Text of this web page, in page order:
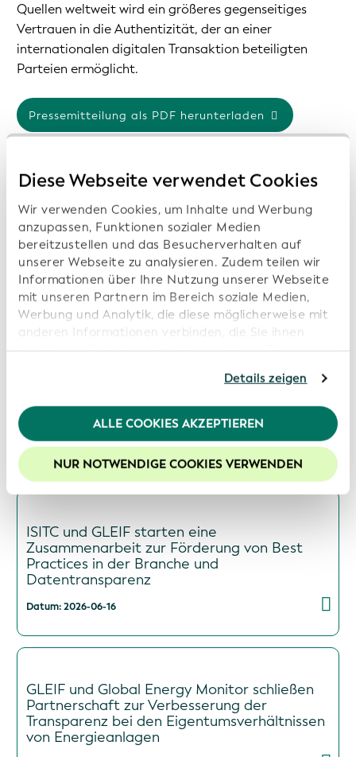
Diese Webseite verwendet Cookies
Wir verwenden Cookies, um Inhalte und Werbung
anzupassen, Funktionen sozialer Medien
bereitzustellen und das Besucherverhalten auf
unserer Webseite zu analysieren. Zudem teilen wir
Informationen über Ihre Nutzung unserer Webseite
mit unseren Partnern im Bereich soziale Medien,
Werbung und Analytik, die diese möglicherweise mit
anderen Informationen verbinden, die Sie ihnen
bereitgestellt haben oder die von diesen Partner
wurden. Sollten Sie mit der Nutzung unserer
Webseite fortfahren, stimmen Sie den von uns
verwendeten Cookies zu. Weitere Informationen
finden Sie in unsererDatenschutzerklärung.
Um die Funktionalitäten unserer Website optimal
nutzen zu können, empfehlen wir Ihnen der Nutzung
von Cookies zuzustimmen.
Details zeigen
ALLE COOKIES AKZEPTIEREN
NUR NOTWENDIGE COOKIES VERWENDEN
Quellen weltweit wird ein größeres gegenseitiges
Vertrauen in die Authentizität, der an einer
internationalen digitalen Transaktion beteiligten
Parteien ermöglicht.
Pressemitteilung als PDF herunterladen
Vorherige Seite
Frühere Pressemitteilungen:
Global Open Data Integration Network
(GODIN) der GLEIF bei, um interoperable
Daten für Transparenz, Nachhaltigkeit und
digitales Vertrauen voranzutreiben
Datum: 2026-07-16
ISITC und GLEIF starten eine
Zusammenarbeit zur Förderung von Best
Practices in der Branche und
Datentransparenz
Datum: 2026-06-16
GLEIF und Global Energy Monitor schließen
Partnerschaft zur Verbesserung der
Transparenz bei den Eigentumsverhältnissen
von Energieanlagen